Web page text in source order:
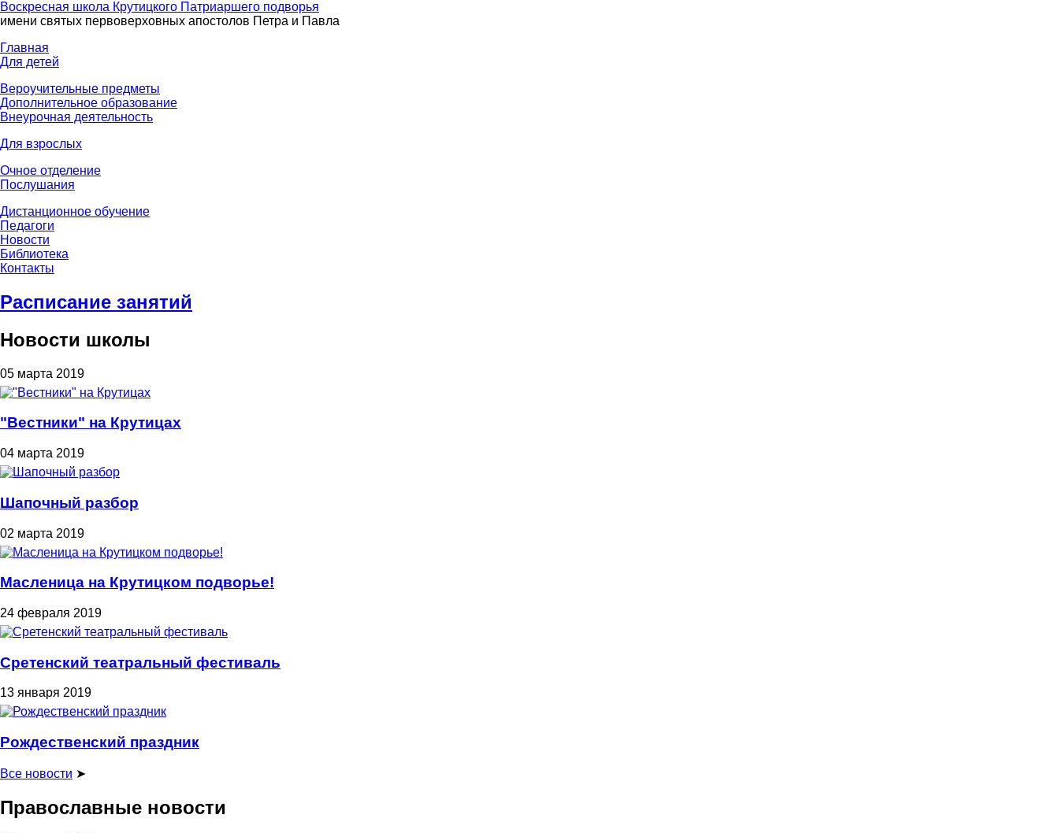
Воскресная школа Крутицкого Патриаршего подворья
имени святых первоверховных апостолов Петра и Павла
Главная
Для детей
Вероучительные предметы
Дополнительное образование
Внеурочная деятельность
Для взрослых
Очное отделение
Послушания
Дистанционное обучение
Педагоги
Новости
Библиотека
Контакты
Расписание занятий
Новости школы
05 марта 2019
"Вестники" на Крутицах
04 марта 2019
Шапочный разбор
02 марта 2019
Масленица на Крутицком подворье!
24 февраля 2019
Сретенский театральный фестиваль
13 января 2019
Рождественский праздник
Все новости ➤
Православные новости